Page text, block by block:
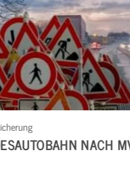
Verkehrssicherung
INNERORTS UND